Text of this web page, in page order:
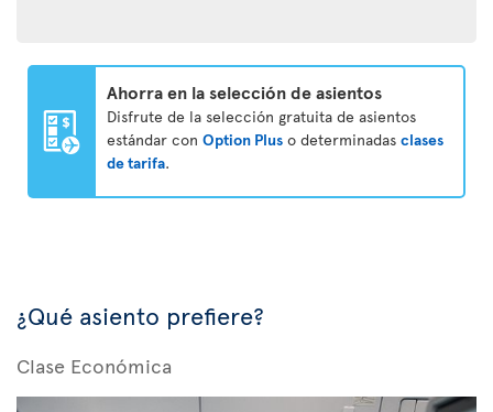
Ahorra en la selección de asientos
Disfrute de la selección gratuita de asientos
estándar con Option Plus o determinadas clases
de tarifa.
¿Qué asiento prefiere?
Clase Económica